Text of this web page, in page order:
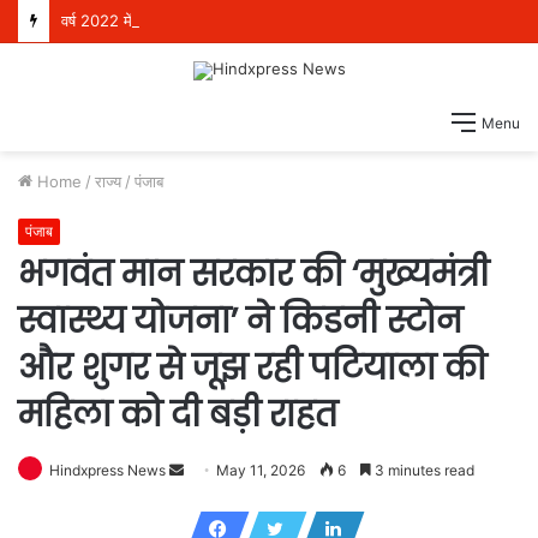
Menu
Home / राज्य / पंजाब
पंजाब
भगवंत मान सरकार की ‘मुख्यमंत्री
स्वास्थ्य योजना’ ने किडनी स्टोन
और शुगर से जूझ रही पटियाला की
महिला को दी बड़ी राहत
Hindxpress News May 11, 2026 6 3 minutes read